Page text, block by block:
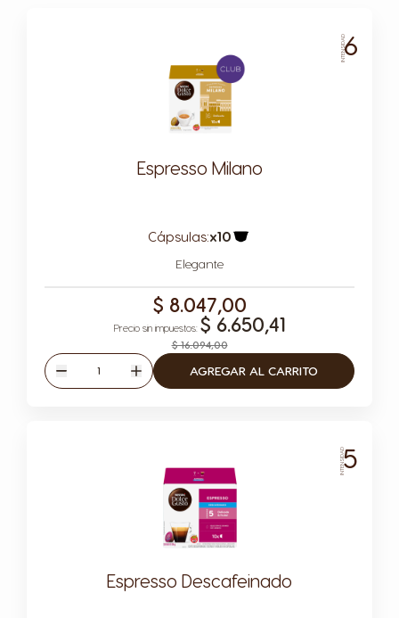
INTENSIDAD6
Espresso Milano
Cápsulas:x10
Elegante
$ 16.094,00
$ 8.047,00
$ 6.650,41
Disminuir
Cantidad
Aumentar
AGREGAR AL CARRITO
INTENSIDAD5
Espresso Descafeinado